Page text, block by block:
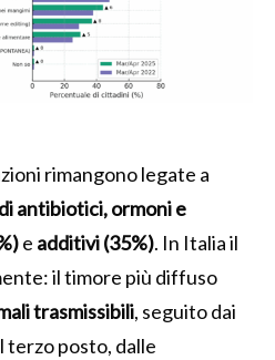
rimangono legate a
antibiotici, ormoni e
e additivi (35%). In Italia il
il timore più diffuso
trasmissibili, seguito dai
terzo posto, dalle